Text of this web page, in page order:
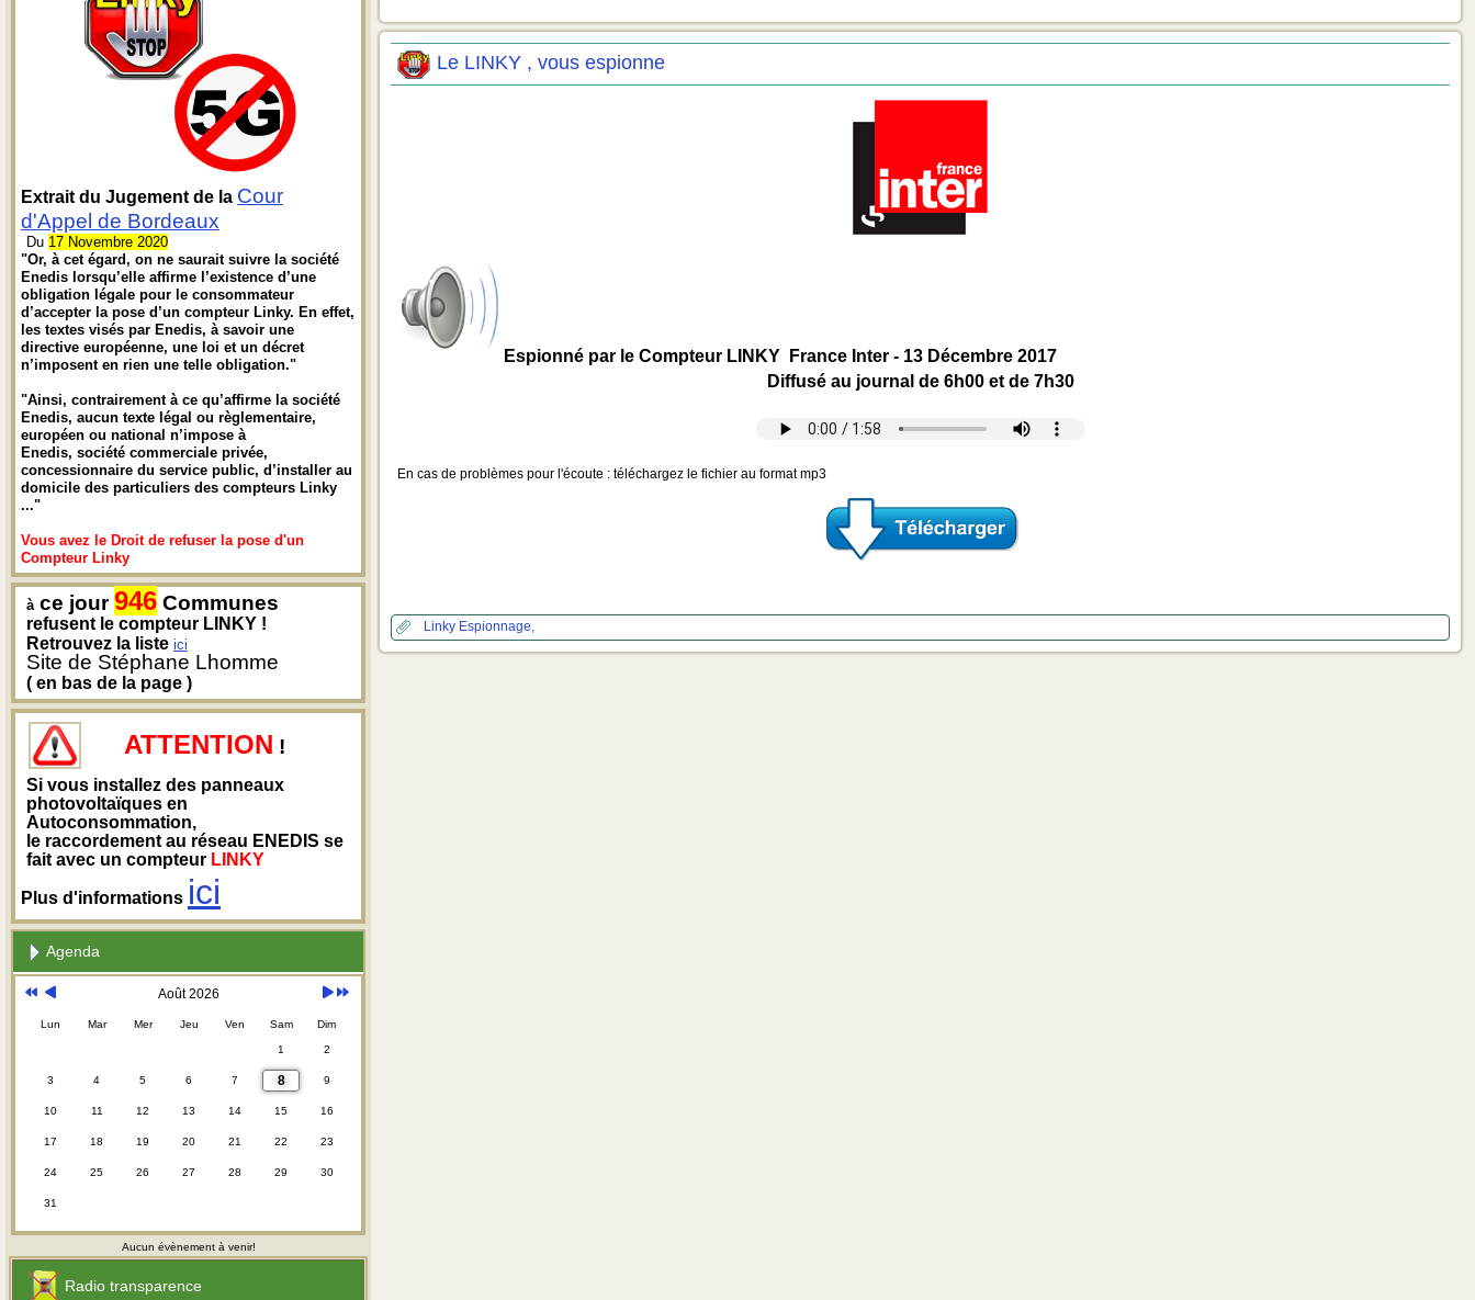
Extrait du Jugement de la Cour
d'Appel de Bordeaux
Du 17 Novembre 2020
"Or, à cet égard, on ne saurait suivre la société
Enedis lorsqu’elle affirme l’existence d’une
obligation légale pour le consommateur
d’accepter la pose d’un compteur Linky. En effet,
les textes visés par Enedis, à savoir une
directive européenne, une loi et un décret
n’imposent en rien une telle obligation."
"Ainsi, contrairement à ce qu’affirme la société
Enedis, aucun texte légal ou règlementaire,
européen ou national n’impose à
Enedis, société commerciale privée,
concessionnaire du service public, d’installer au
domicile des particuliers des compteurs Linky
..."
Vous avez le Droit de refuser la pose d'un
Compteur Linky
à ce jour946 Communes
refusent le compteur LINKY !
Retrouvez la liste ici
Site de Stéphane Lhomme
( en bas de la page )
ATTENTION !
Si vous installez des panneaux
photovoltaïques en
Autoconsommation,
le raccordement au réseau ENEDIS se
fait avec un compteur LINKY
Plus d'informations ici
Agenda
Août 2026
Lun Mar Mer Jeu Ven Sam Dim
1 2
3 4 5 6 7 8 9
10 11 12 13 14 15 16
17 18 19 20 21 22 23
24 25 26 27 28 29 30
31
Aucun évènement à venir!
Radio transparence
Le LINKY , vous espionne
Espionné par le Compteur LINKY France Inter - 13 Décembre 2017
Diffusé au journal de 6h00 et de 7h30
En cas de problèmes pour l'écoute : téléchargez le fichier au format mp3
Linky Espionnage,